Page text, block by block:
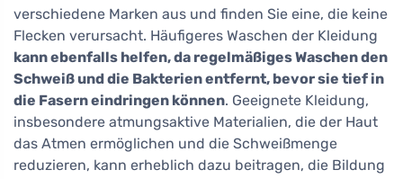
verschiedene Marken aus und finden Sie eine, die keine
Flecken verursacht. Häufigeres Waschen der Kleidung
kann ebenfalls helfen, da regelmäßiges Waschen den
Schweiß und die Bakterien entfernt, bevor sie tief in
die Fasern eindringen können. Geeignete Kleidung,
insbesondere atmungsaktive Materialien, die der Haut
das Atmen ermöglichen und die Schweißmenge
reduzieren, kann erheblich dazu beitragen, die Bildung